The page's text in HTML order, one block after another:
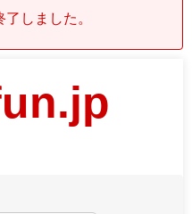
しました。